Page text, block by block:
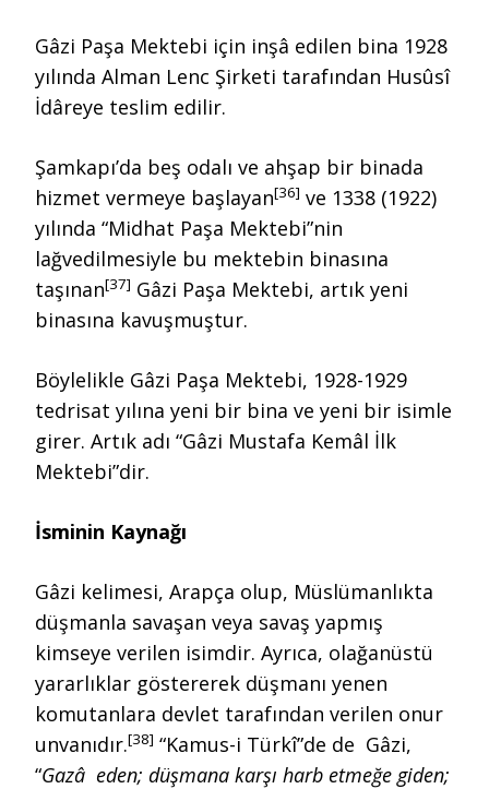
Gâzi Paşa Mektebi için inşâ edilen bina 1928
yılında Alman Lenc Şirketi tarafından Husûsî
İdâreye teslim edilir.
Şamkapı’da beş odalı ve ahşap bir binada
hizmet vermeye başlayan[36] ve 1338 (1922)
yılında “Midhat Paşa Mektebi”nin
lağvedilmesiyle bu mektebin binasına
taşınan[37] Gâzi Paşa Mektebi, artık yeni
binasına kavuşmuştur.
Böylelikle Gâzi Paşa Mektebi, 1928-1929
tedrisat yılına yeni bir bina ve yeni bir isimle
girer. Artık adı “Gâzi Mustafa Kemâl İlk
Mektebi”dir.
İsminin Kaynağı
Gâzi kelimesi, Arapça olup, Müslümanlıkta
düşmanla savaşan veya savaş yapmış
kimseye verilen isimdir. Ayrıca, olağanüstü
yararlıklar göstererek düşmanı yenen
komutanlara devlet tarafından verilen onur
unvanıdır.[38] “Kamus-i Türkî”de de Gâzi,
“Gazâ eden; düşmana karşı harb etmeğe giden;